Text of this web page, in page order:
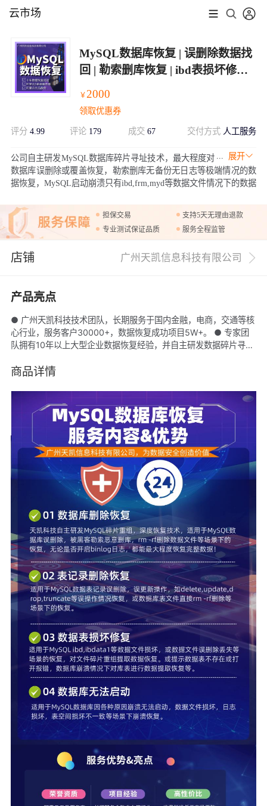
云市场
MySQL数据库恢复 | 误删除数据找
回 | 勒索删库恢复 | ibd表损坏修复 |
￥ 2000
领取优惠券
评分 4.99 评论 179 成交67 交付方式 人工服务
展开
公司自主研发MySQL数据库碎片寻址技术，最大程度对
数据库误删除或覆盖恢复，勒索删库无备份无日志等极端情况的数
据恢复，MySQL启动崩溃只有ibd,frm,myd等数据文件情况下的数据
件下的数据恢复服务。
担保交易
支持5天无理由退款
专业测试保证品质
服务全程监管
店铺 广州天凯信息科技有限公司
产品亮点
● 广州天凯科技技术团队，长期服务于国内金融，电商，交通等核
心行业，服务客户30000+，数据恢复成功项目5W+。 ● 专家团
队拥有10年以上大型企业数据恢复经验，并自主研发数据碎片寻址
务商，华为云精英服务商，八戒TOP服务商，AAA诚信服务企业认
商品详情